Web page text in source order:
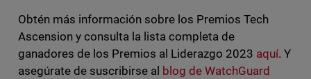
Obtén más información sobre los Premios Tech
Ascension y consulta la lista completa de
ganadores de los Premios al Liderazgo 2023 aquí. Y
asegúrate de suscribirse al blog de WatchGuard